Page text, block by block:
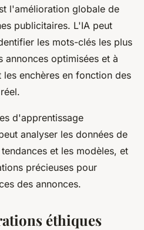
l'amélioration globale de
publicitaires. L'IA peut
les mots-clés les plus
annonces optimisées et à
les enchères en fonction des
d'apprentissage
analyser les données de
et les modèles, et
précieuses pour
des annonces.
éthiques